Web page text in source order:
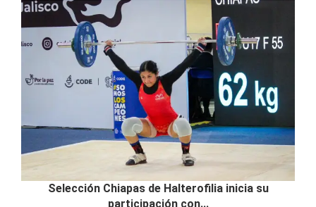
Selección Chiapas de Halterofilia inicia su
participación con...